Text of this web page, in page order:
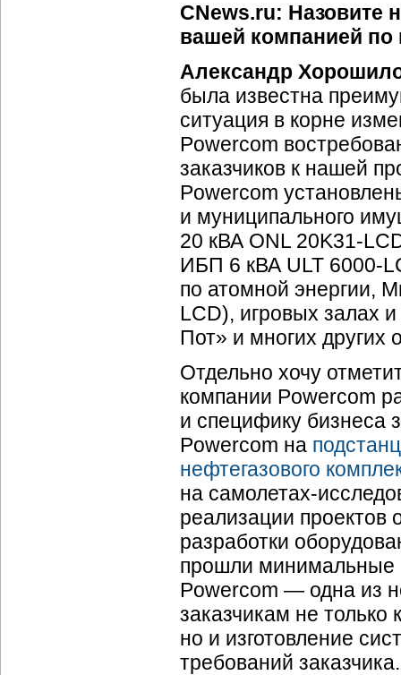
CNews.ru: Назовите
вашей компанией
Александр
была известна
ситуация в корне
Powercom
заказчиков к нашей
Powercom
и муниципального
20 кВА ONL 20K31-
ИБП 6 кВА ULT 6000-
по атомной энергии,
LCD), игровых залах
Пот» и многих других
Отдельно хочу
компании Powercom
и специфику бизнеса
Powercom на
нефтегазового
на самолетах-
реализации проектов
разработки
прошли минимальные
Powercom — одна из
заказчикам не
но и изготовление
требований заказчика.